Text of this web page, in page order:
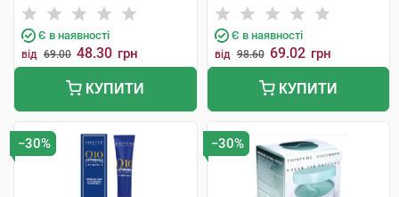
Є в наявності
від 69.00 48.30 грн
КУПИТИ
Є в наявності
від 98.60 69.02 грн
КУПИТИ
−30% −30%